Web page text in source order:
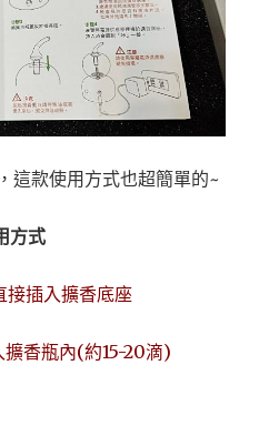
這款使用方式也超簡單的~
方式
接插入擴香底座
香瓶內(約15-20滴)